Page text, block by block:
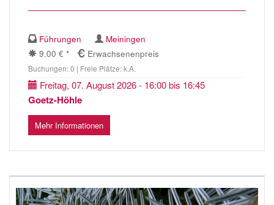
Führungen
Meiningen
9.00 € *
Erwachsenenpreis
Buchungen: 0 | Freie Plätze: k.A.
Freitag, 07. August 2026 - 16:00 bis 16:45
Goetz-Höhle
Mehr Informationen